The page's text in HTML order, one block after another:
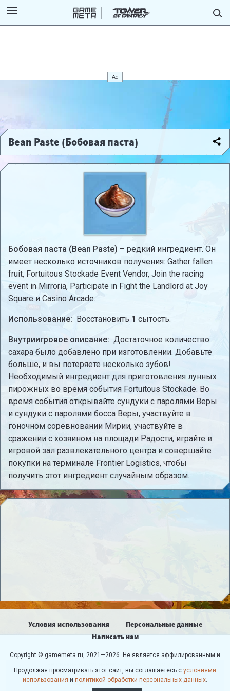
Bean Paste (Бобовая паста)
Бобовая паста (Bean Paste) – редкий ингредиент. Он
имеет несколько источников получения: Gather fallen
fruit, Fortuitous Stockade Event Vendor, Join the racing
event in Mirroria, Participate in Fight the Landlord at Joy
Square и Casino Arcade.
Использование: Восстановить 1 сытость.
Внутриигровое описание: Достаточное количество
сахара было добавлено при изготовлении. Добавьте
больше, и вы потеряете несколько зубов!
Необходимый ингредиент для приготовления лунных
пирожных во время события Fortuitous Stockade. Во
время события открывайте сундуки с паролями Веры
и сундуки с паролями босса Веры, участвуйте в
гоночном соревновании Мирии, участвуйте в
сражении с хозяином на площади Радости, играйте в
игровой зал развлекательного центра и совершайте
покупки на терминале Frontier Logistics, чтобы
получить этот ингредиент случайным образом.
Условия использования
Персональные данные
Написать нам
Copyright © gamemeta.ru, 2021—2026. Не является аффилированным и
Использование любых материалов сайта без согласования с
администрацией запрещено.
Продолжая просматривать этот сайт, вы соглашаетесь с условиями
использования и политикой обработки персональных данных.